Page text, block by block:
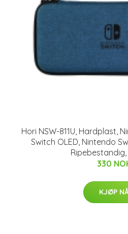
Hori NSW-811U, Hardplast,
Switch OLED, Nintendo
Ripebestandig,
330
KJØP